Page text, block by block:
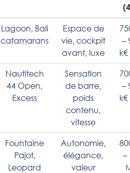
Lagoon, Bali
catamarans
Espace de
vie, cockpit
avant, luxe
–
k€
Nautitech
44 Open,
Excess
Sensation
de barre,
poids
contenu,
vitesse
–
k€
Fountaine
Pajot,
Leopard
Autonomie,
élégance,
valeur
–